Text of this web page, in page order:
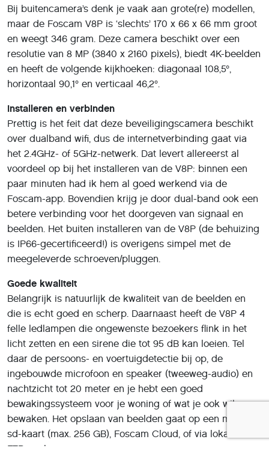
Bij buitencamera’s denk je vaak aan grote(re) modellen,
maar de Foscam V8P is ‘slechts’ 170 x 66 x 66 mm groot
en weegt 346 gram. Deze camera beschikt over een
resolutie van 8 MP (3840 x 2160 pixels), biedt 4K-beelden
en heeft de volgende kijkhoeken: diagonaal 108,5°,
horizontaal 90,1° en verticaal 46,2°.
Installeren en verbinden
Prettig is het feit dat deze beveiligingscamera beschikt
over dualband wifi, dus de internetverbinding gaat via
het 2.4GHz- of 5GHz-netwerk. Dat levert allereerst al
voordeel op bij het installeren van de V8P: binnen een
paar minuten had ik hem al goed werkend via de
Foscam-app. Bovendien krijg je door dual-band ook een
betere verbinding voor het doorgeven van signaal en
beelden. Het buiten installeren van de V8P (de behuizing
is IP66-gecertificeerd!) is overigens simpel met de
meegeleverde schroeven/pluggen.
Goede kwaliteit
Belangrijk is natuurlijk de kwaliteit van de beelden en
die is echt goed en scherp. Daarnaast heeft de V8P 4
felle ledlampen die ongewenste bezoekers flink in het
licht zetten en een sirene die tot 95 dB kan loeien. Tel
daar de persoons- en voertuigdetectie bij op, de
ingebouwde microfoon en speaker (tweeweg-audio) en
nachtzicht tot 20 meter en je hebt een goed
bewakingssysteem voor je woning of wat je ook wil
bewaken. Het opslaan van beelden gaat op een micro-
sd-kaart (max. 256 GB), Foscam Cloud, of via lokale en
FTP-opslag.